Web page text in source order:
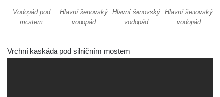
Rousínovský vodopád
Hamerský vodopád
Šenovské vodopády
Vodopád pod
mostem
Hlavní šenovský
vodopád
Hlavní šenovský
vodopád
Hlavní šenovský
vodopád
Vrchní kaskáda pod silničním mostem